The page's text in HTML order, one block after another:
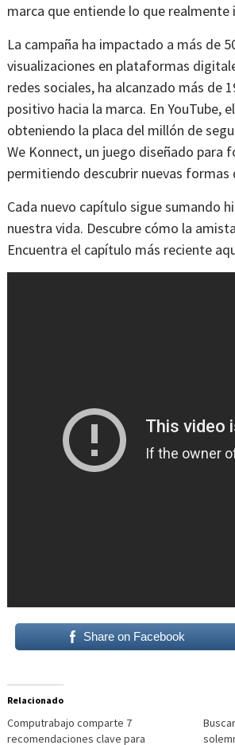
marca que entiende lo que
La campaña ha impactado a más de
visualizaciones en plataformas
redes sociales, ha alcanzado más
positivo hacia la marca. En YouTube,
obteniendo la placa del millón de
We Konnect, un juego diseñado para
permitiendo descubrir nuevas
Cada nuevo capítulo sigue sumando
nuestra vida. Descubre cómo la
Encuentra el capítulo más reciente
Share on Facebook
Relacionado
Computrabajo comparte 7
recomendaciones clave para